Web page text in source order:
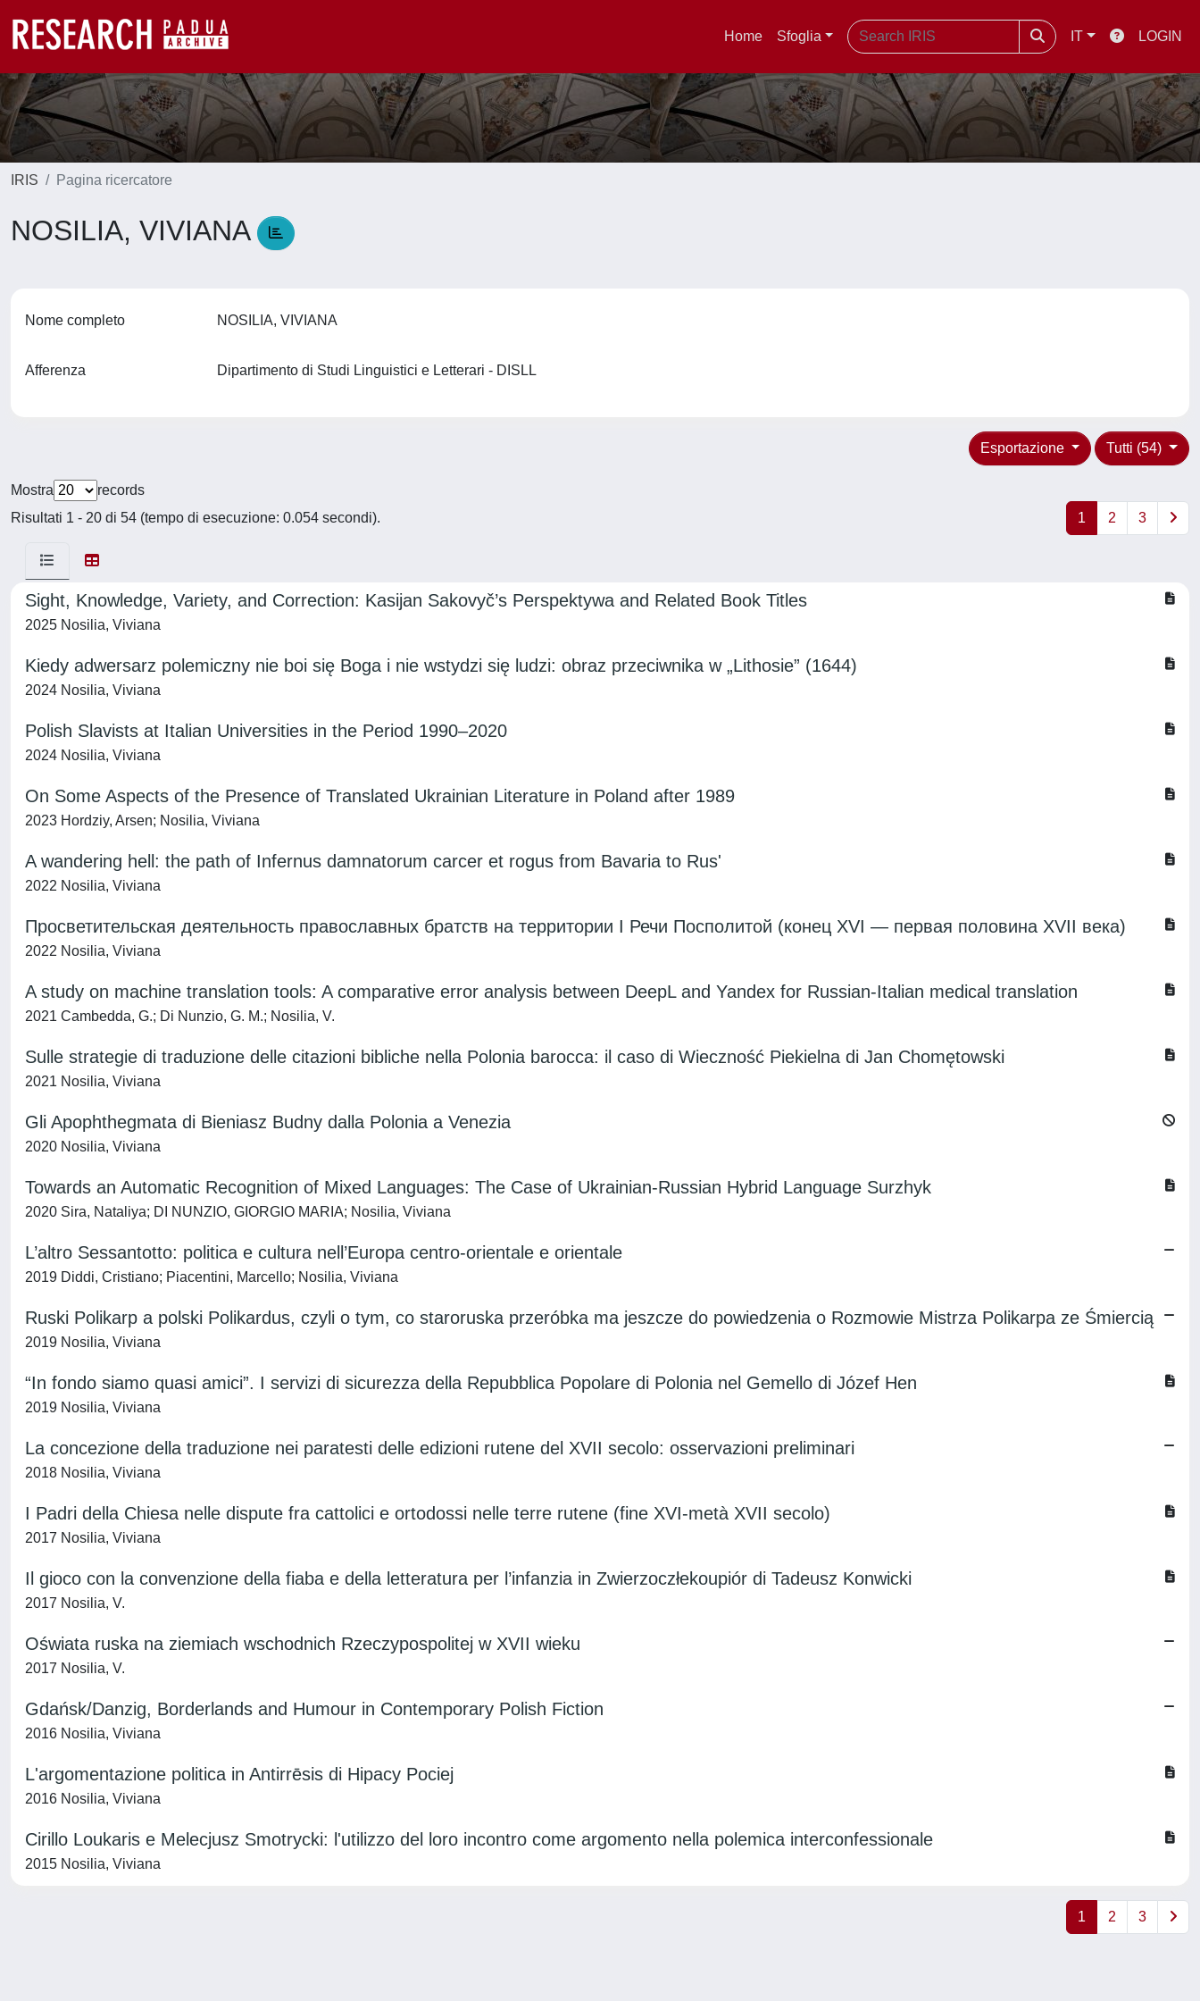
Home Sfoglia IT LOGIN
IRIS Pagina ricercatore
NOSILIA, VIVIANA
Nome completo NOSILIA, VIVIANA
Afferenza Dipartimento di Studi Linguistici e Letterari - DISLL
Tutti (54)
Esportazione
Mostra
records
Risultati 1 - 20 di 54 (tempo di esecuzione: 0.054 secondi).
1 2 3
Sight, Knowledge, Variety, and Correction: Kasijan Sakovyč’s Perspektywa and Related Book Titles
2025 Nosilia, Viviana
Kiedy adwersarz polemiczny nie boi się Boga i nie wstydzi się ludzi: obraz przeciwnika w „Lithosie” (1644)
2024 Nosilia, Viviana
Polish Slavists at Italian Universities in the Period 1990–2020
2024 Nosilia, Viviana
On Some Aspects of the Presence of Translated Ukrainian Literature in Poland after 1989
2023 Hordziy, Arsen; Nosilia, Viviana
A wandering hell: the path of Infernus damnatorum carcer et rogus from Bavaria to Rus'
2022 Nosilia, Viviana
Просветительская деятельность православных братств на территории I Речи Посполитой (конец XVI — первая половина XVII века)
2022 Nosilia, Viviana
A study on machine translation tools: A comparative error analysis between DeepL and Yandex for Russian-Italian medical translation
2021 Cambedda, G.; Di Nunzio, G. M.; Nosilia, V.
Sulle strategie di traduzione delle citazioni bibliche nella Polonia barocca: il caso di Wieczność Piekielna di Jan Chomętowski
2021 Nosilia, Viviana
Gli Apophthegmata di Bieniasz Budny dalla Polonia a Venezia
2020 Nosilia, Viviana
Towards an Automatic Recognition of Mixed Languages: The Case of Ukrainian-Russian Hybrid Language Surzhyk
2020 Sira, Nataliya; DI NUNZIO, GIORGIO MARIA; Nosilia, Viviana
L’altro Sessantotto: politica e cultura nell’Europa centro-orientale e orientale
2019 Diddi, Cristiano; Piacentini, Marcello; Nosilia, Viviana
Ruski Polikarp a polski Polikardus, czyli o tym, co staroruska przeróbka ma jeszcze do powiedzenia o Rozmowie Mistrza Polikarpa ze Śmiercią
2019 Nosilia, Viviana
“In fondo siamo quasi amici”. I servizi di sicurezza della Repubblica Popolare di Polonia nel Gemello di Józef Hen
2019 Nosilia, Viviana
La concezione della traduzione nei paratesti delle edizioni rutene del XVII secolo: osservazioni preliminari
2018 Nosilia, Viviana
I Padri della Chiesa nelle dispute fra cattolici e ortodossi nelle terre rutene (fine XVI-metà XVII secolo)
2017 Nosilia, Viviana
Il gioco con la convenzione della fiaba e della letteratura per l’infanzia in Zwierzoczłekoupiór di Tadeusz Konwicki
2017 Nosilia, V.
Oświata ruska na ziemiach wschodnich Rzeczypospolitej w XVII wieku
2017 Nosilia, V.
Gdańsk/Danzig, Borderlands and Humour in Contemporary Polish Fiction
2016 Nosilia, Viviana
L'argomentazione politica in Antirrēsis di Hipacy Pociej
2016 Nosilia, Viviana
Cirillo Loukaris e Melecjusz Smotrycki: l'utilizzo del loro incontro come argomento nella polemica interconfessionale
2015 Nosilia, Viviana
1 2 3